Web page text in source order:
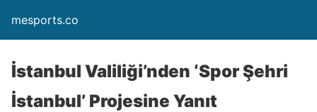
mesports.co
İstanbul Valiliği’nden ‘Spor Şehri
İstanbul’ Projesine Yanıt